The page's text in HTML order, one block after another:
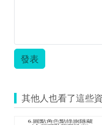
發表
其他人也看了這些